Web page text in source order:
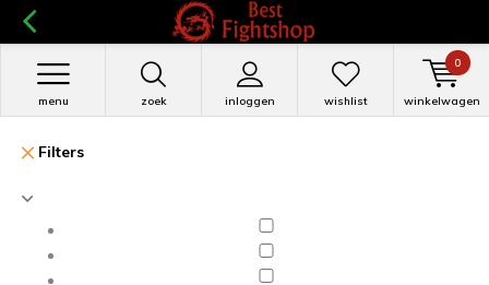
zoek inloggen
menu wishlist winkelwagen
0
Filters